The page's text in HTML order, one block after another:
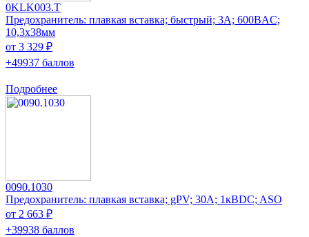
0KLK003.T
Предохранитель: плавкая вставка; быстрый; 3А; 600ВAC;
10,3x38мм
от 3 329 ₽
+49937 баллов
Подробнее
0090.1030
Предохранитель: плавкая вставка; gPV; 30А; 1кВDC; ASO
от 2 663 ₽
+39938 баллов